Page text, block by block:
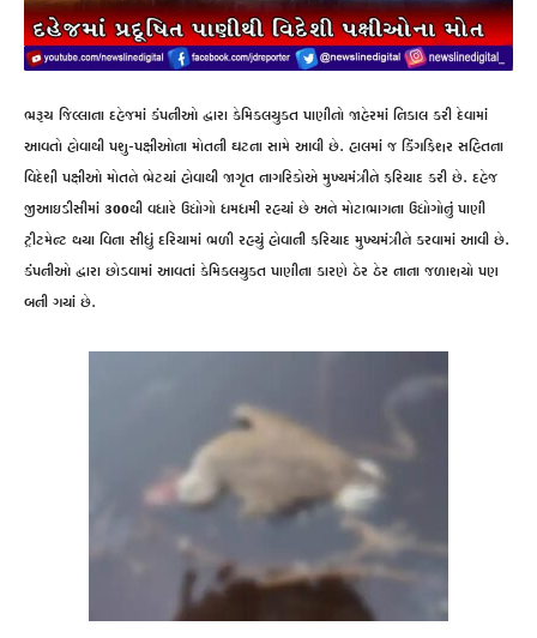
ભરૂચ જિલ્લાના દહેજમાં કંપનીઓ દ્વારા કેમિકલયુકત પાણીનો જાહેરમાં નિકાલ કરી દેવામાં
આવતો હોવાથી પશુ-પક્ષીઓના મોતની ઘટના સામે આવી છે. હાલમાં જ કિંગફિશર સહિતના
વિદેશી પક્ષીઓ મોતને ભેટયાં હોવાથી જાગૃત નાગરિકોએ મુખ્યમંત્રીને ફરિયાદ કરી છે. દહેજ
જીઆઇડીસીમાં 300થી વધારે ઉદ્યોગો ધમધમી રહયાં છે અને મોટાભાગના ઉદ્યોગોનું પાણી
ટ્રીટમેન્ટ થયા વિના સીધું દરિયામાં ભળી રહયું હોવાની ફરિયાદ મુખ્યમંત્રીને કરવામાં આવી છે.
કંપનીઓ દ્વારા છોડવામાં આવતાં કેમિકલયુકત પાણીના કારણે ઠેર ઠેર નાના જળાશયો પણ
બની ગયાં છે.